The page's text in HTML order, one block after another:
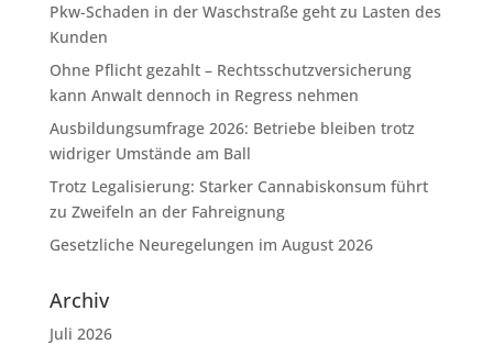
Pkw-Schaden in der Waschstraße geht zu Lasten des
Kunden
Ohne Pflicht gezahlt – Rechtsschutzversicherung
kann Anwalt dennoch in Regress nehmen
Ausbildungsumfrage 2026: Betriebe bleiben trotz
widriger Umstände am Ball
Trotz Legalisierung: Starker Cannabiskonsum führt
zu Zweifeln an der Fahreignung
Gesetzliche Neuregelungen im August 2026
Archiv
Juli 2026